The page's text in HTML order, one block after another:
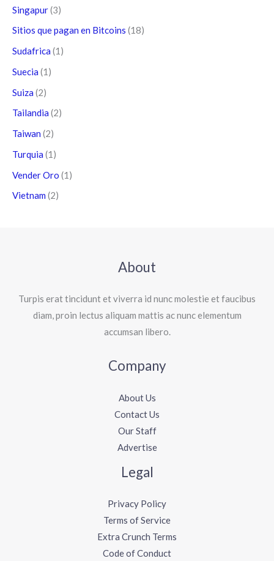
Singapur(3)
Sitios que pagan en Bitcoins (18)
Sudafrica (1)
Suecia (1)
Suiza (2)
Tailandia (2)
Taiwan (2)
Turquia (1)
Vender Oro (1)
Vietnam (2)
About
Turpis erat tincidunt et viverra id nunc molestie et faucibus
diam, proin lectus aliquam mattis ac nunc elementum
accumsan libero.
Company
About Us
Contact Us
Our Staff
Advertise
Legal
Privacy Policy
Terms of Service
Extra Crunch Terms
Code of Conduct